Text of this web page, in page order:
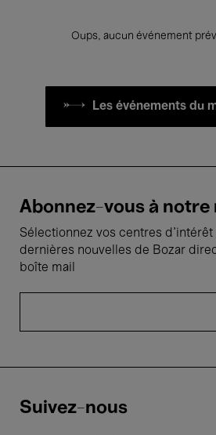
Oups, aucun événement
Les événements du
Abonnez-vous à notre
Sélectionnez vos centres d'intérêt
dernières nouvelles de Bozar
boîte mail
Suivez-nous